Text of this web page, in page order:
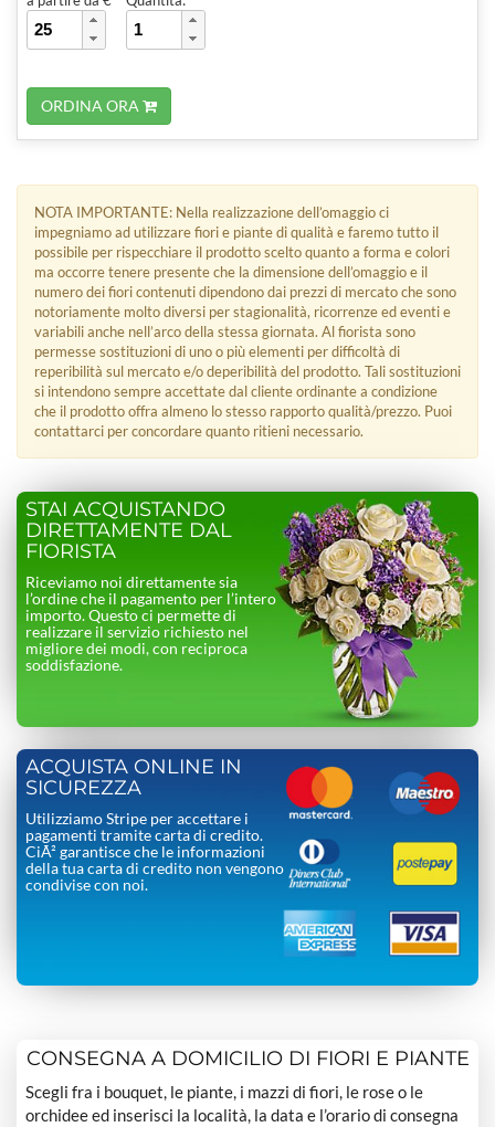
ORDINA ORA
NOTA IMPORTANTE: Nella realizzazione dell’omaggio ci
impegniamo ad utilizzare fiori e piante di qualità e faremo tutto il
possibile per rispecchiare il prodotto scelto quanto a forma e colori
ma occorre tenere presente che la dimensione dell’omaggio e il
numero dei fiori contenuti dipendono dai prezzi di mercato che sono
notoriamente molto diversi per stagionalità, ricorrenze ed eventi e
variabili anche nell’arco della stessa giornata. Al fiorista sono
permesse sostituzioni di uno o più elementi per difficoltà di
reperibilità sul mercato e/o deperibilità del prodotto. Tali sostituzioni
si intendono sempre accettate dal cliente ordinante a condizione
che il prodotto offra almeno lo stesso rapporto qualità/prezzo. Puoi
contattarci per concordare quanto ritieni necessario.
STAI ACQUISTANDO
DIRETTAMENTE DAL
FIORISTA
Riceviamo noi direttamente sia
l’ordine che il pagamento per l’intero
importo. Questo ci permette di
realizzare il servizio richiesto nel
migliore dei modi, con reciproca
soddisfazione.
ACQUISTA ONLINE IN
SICUREZZA
Utilizziamo Stripe per accettare i
pagamenti tramite carta di credito.
CiÃ² garantisce che le informazioni
della tua carta di credito non vengono
condivise con noi.
CONSEGNA A DOMICILIO DI FIORI E PIANTE
Scegli fra i bouquet, le piante, i mazzi di fiori, le rose o le
orchidee ed inserisci la località, la data e l’orario di consegna